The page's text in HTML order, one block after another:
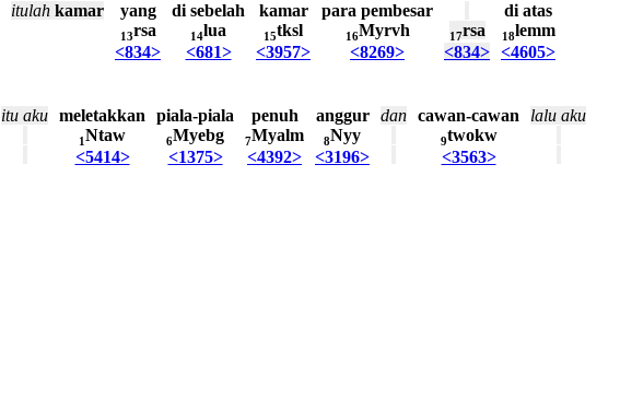
itulah kamar yang
13rsa
<834>
di sebelah
14lua
<681>
kamar
15tksl
<3957>
para pembesar
16Myrvh
<8269>
17rsa
<834>
di atas
18lemm
<4605>
itu aku meletakkan
1Ntaw
<5414>
piala-piala
6Myebg
<1375>
penuh
7Myalm
<4392>
anggur
8Nyy
<3196>
dan cawan-cawan
9twokw
<3563>
lalu aku